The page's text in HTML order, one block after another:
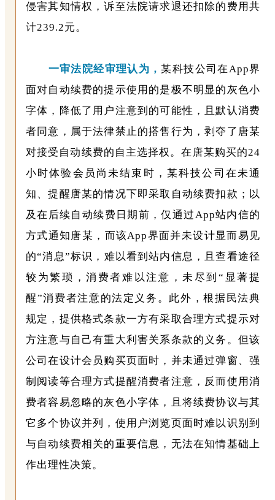
侵害其知情权，诉至法院请求退还扣除的费用共
计239.2元。
一审法院经审理认为，某科技公司在App界
面对自动续费的提示使用的是极不明显的灰色小
字体，降低了用户注意到的可能性，且默认消费
者同意，属于法律禁止的搭售行为，剥夺了唐某
对接受自动续费的自主选择权。在唐某购买的24
小时体验会员尚未结束时，某科技公司在未通
知、提醒唐某的情况下即采取自动续费扣款；以
及在后续自动续费日期前，仅通过App站内信的
方式通知唐某，而该App界面并未设计显而易见
的“消息”标识，难以看到站内信息，且查看途径
较为繁琐，消费者难以注意，未尽到“显著提
醒”消费者注意的法定义务。此外，根据民法典
规定，提供格式条款一方有采取合理方式提示对
方注意与自己有重大利害关系条款的义务。但该
公司在设计会员购买页面时，并未通过弹窗、强
制阅读等合理方式提醒消费者注意，反而使用消
费者容易忽略的灰色小字体，且将续费协议与其
它多个协议并列，使用户浏览页面时难以识别到
与自动续费相关的重要信息，无法在知情基础上
作出理性决策。